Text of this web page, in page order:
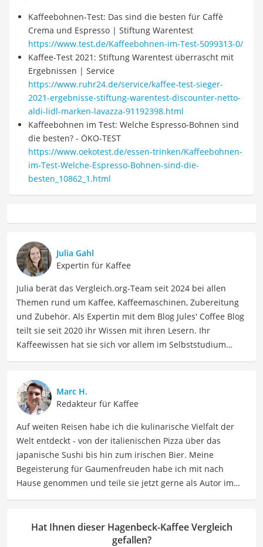
Kaffeebohnen-Test: Das sind die besten für Caffè
Crema und Espresso | Stiftung Warentest
https://www.test.de/Kaffeebohnen-im-Test-5099313-0/
Kaffee-Test 2021: Stiftung Warentest überrascht mit
Ergebnissen | Service
https://www.ruhr24.de/service/kaffee-test-sieger-
2021-ergebnisse-stiftung-warentest-discounter-netto-
aldi-lidl-marken-lavazza-91192398.html
Kaffeebohnen im Test: Welche Espresso-Bohnen sind
die besten? - ÖKO-TEST
https://www.oekotest.de/essen-trinken/Kaffeebohnen-
im-Test-Welche-Espresso-Bohnen-sind-die-
besten_10862_1.html
Julia Gahl
Expertin für Kaffee
Julia berät das Vergleich.org-Team seit 2024 bei allen
Themen rund um Kaffee, Kaffeemaschinen, Zubereitung
und Zubehör. Als Expertin mit dem Blog Jules' Coffee Blog
teilt sie seit 2020 ihr Wissen mit ihren Lesern. Ihr
Kaffeewissen hat sie sich vor allem im Selbststudium
Thema besucht, z.B. eine Latte-Art-Schulung bei der
Rösterei Heilandt und eine Sensorik-Schulung der
Specialty Coffee Association bei der Bonner Kaffeeschule.
Wenn sie nicht über Kaffee schreibt, kann sie sich mit
ihren Freundinnen stundenlang über die gemeinsamen
Disney-Lieblingsfilme (insbesondere aus den 90ern)
unterhalten.
Der Hagenbeck-Kaffee-Vergleich ist aus unserer Sicht
Marc H.
Redakteur für Kaffee
Auf weiten Reisen habe ich die kulinarische Vielfalt der
Welt entdeckt - von der italienischen Pizza über das
japanische Sushi bis hin zum irischen Bier. Meine
Begeisterung für Gaumenfreuden habe ich mit nach
Hause genommen und teile sie jetzt gerne als Autor im
Rezepte und die Vielfalt der kulinarischen Welt. Mein Ziel
ist es, Leser zu inspirieren, sich bewusst mit ihrer
Hat Ihnen dieser Hagenbeck-Kaffee Vergleich
gefallen?